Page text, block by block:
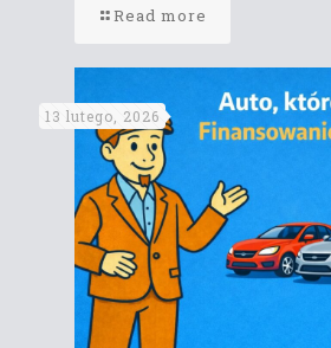
Read more
13 lutego, 2026